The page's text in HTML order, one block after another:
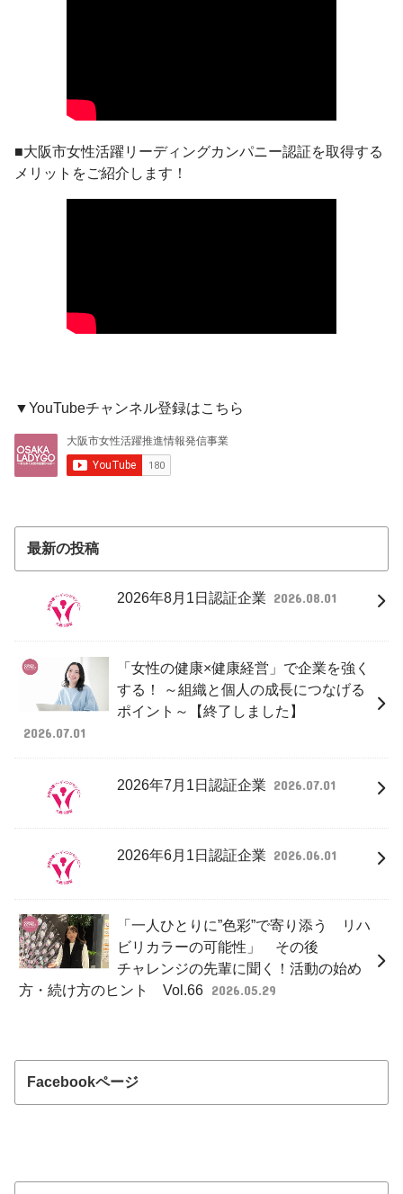
■大阪市女性活躍リーディングカンパニー認証を取得する
メリットをご紹介します！
▼YouTubeチャンネル登録はこちら
最新の投稿
2026年8月1日認証企業 2026.08.01
「女性の健康×健康経営」で企業を強く
する！ ～組織と個人の成長につなげる
ポイント～【終了しました】
2026.07.01
2026年7月1日認証企業 2026.07.01
2026年6月1日認証企業 2026.06.01
「一人ひとりに”色彩”で寄り添う リハ
ビリカラーの可能性」 その後
チャレンジの先輩に聞く！活動の始め
方・続け方のヒント Vol.66 2026.05.29
Facebookページ